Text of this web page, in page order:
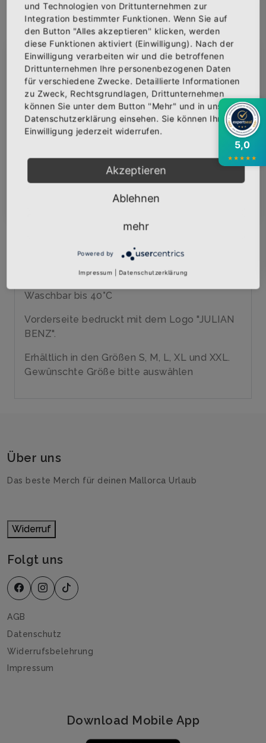
Menge
IN DEN WARENKORB
AUF DIE WUNSCHLISTE
BESCHREIBUNG INFOS BEWERTUNGEN
100% Polyester
Tiefe Armausschnitte
Waschbar bis 40°C
Vorderseite bedruckt mit dem Logo "JULIAN
BENZ".
Erhältlich in den Größen S, M, L, XL und XXL.
Gewünschte Größe bitte auswählen
Über uns
Das beste Merch für deinen Mallorca Urlaub
Widerruf
Folgt uns
AGB
Datenschutz
Widerrufsbelehrung
Impressum
Download Mobile App
Abonniere jetzt unseren Newsletter
Bekomme die aktuellsten News über neue
Produkte und zudem einen 10% Gutschein für
deine nächste Bestellung.
Abonnieren
5,0
★★★★★
und Technologien von Drittunternehmen zur
Integration bestimmter Funktionen. Wenn Sie auf
den Button "Alles akzeptieren" klicken, werden
diese Funktionen aktiviert (Einwilligung). Nach der
Einwilligung verarbeiten wir und die betroffenen
Drittunternehmen Ihre personenbezogenen Daten
für verschiedene Zwecke. Detaillierte Informationen
zu Zweck, Rechtsgrundlagen, Drittunternehmen
können Sie unter dem Button "Mehr" und in unserer
Datenschutzerklärung einsehen. Sie können Ihre
Einwilligung jederzeit widerrufen.
Akzeptieren
Ablehnen
mehr
Powered by
Impressum Datenschutzerklärung